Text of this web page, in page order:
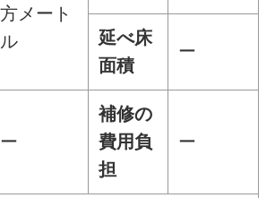
方メート
ル
延べ床
面積
ー
ー
補修の
費用負
担
ー